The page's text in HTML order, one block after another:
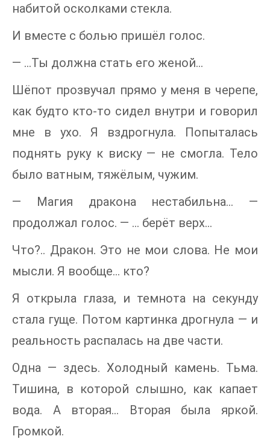
набитой осколками стекла.
И вместе с болью пришёл голос.
— …Ты должна стать его женой…
Шёпот прозвучал прямо у меня в черепе,
как будто кто-то сидел внутри и говорил
мне в ухо. Я вздрогнула. Попыталась
поднять руку к виску — не смогла. Тело
было ватным, тяжёлым, чужим.
— Магия дракона нестабильна… —
продолжал голос. — … берёт верх…
Что?.. Дракон. Это не мои слова. Не мои
мысли. Я вообще… кто?
Я открыла глаза, и темнота на секунду
стала гуще. Потом картинка дрогнула — и
реальность распалась на две части.
Одна — здесь. Холодный камень. Тьма.
Тишина, в которой слышно, как капает
вода. А вторая… Вторая была яркой.
Громкой.